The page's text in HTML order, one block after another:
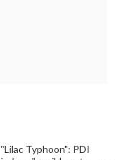
"Lilac Typhoon": PDI